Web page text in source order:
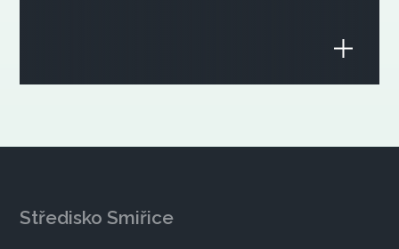
Středisko Smiřice